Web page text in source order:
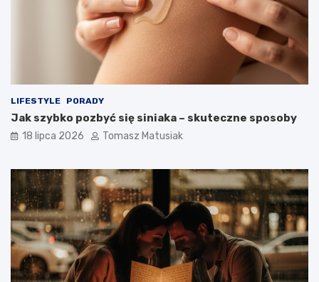
LIFESTYLE PORADY
Jak szybko pozbyć się siniaka – skuteczne sposoby
18 lipca 2026 Tomasz Matusiak